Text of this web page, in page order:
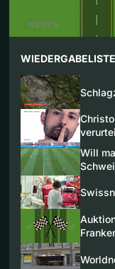
WIEDERGABELISTE
Will